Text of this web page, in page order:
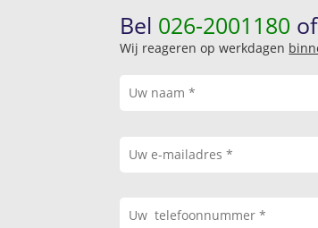
Bel 026-2001180
Wij reageren op werkdagen